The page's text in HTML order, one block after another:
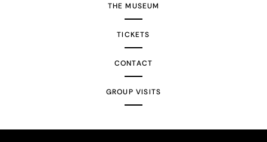
THE MUSEUM
TICKETS
CONTACT
GROUP VISITS